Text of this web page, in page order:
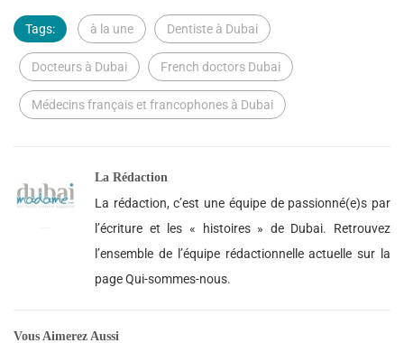
Tags: à la une Dentiste à Dubai
Docteurs à Dubai French doctors Dubai
Médecins français et francophones à Dubai
La Rédaction
La rédaction, c’est une équipe de passionné(e)s par
l’écriture et les « histoires » de Dubai. Retrouvez
l’ensemble de l’équipe rédactionnelle actuelle sur la
page Qui-sommes-nous.
Vous Aimerez Aussi